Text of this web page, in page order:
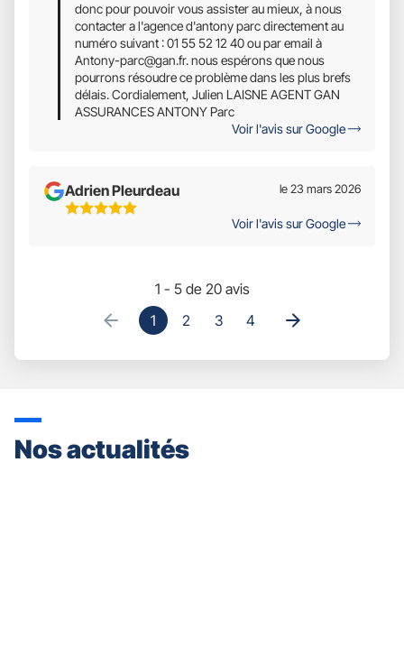
donc pour pouvoir vous assister au mieux, à nous
contacter a l'agence d'antony parc directement au
numéro suivant : 01 55 52 12 40 ou par email à
Antony-parc@gan.fr. nous espérons que nous
pourrons résoudre ce problème dans les plus brefs
délais. Cordialement, Julien LAISNE AGENT GAN
ASSURANCES ANTONY Parc
Voir l'avis sur Google
Adrien Pleurdeau
5
le 23 mars 2026
Voir l'avis sur Google
1 - 5 de 20 avis
1
2 3 4
Nos actualités